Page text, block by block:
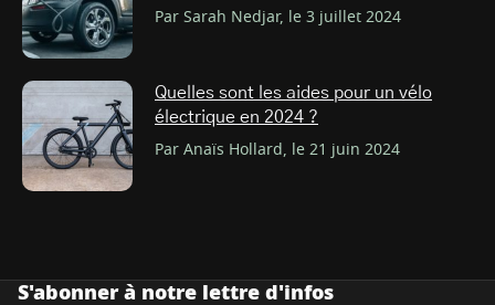
Par Sarah Nedjar, le 3 juillet 2024
Quelles sont les aides pour un vélo
électrique en 2024 ?
Par Anaïs Hollard, le 21 juin 2024
S'abonner à notre lettre d'infos